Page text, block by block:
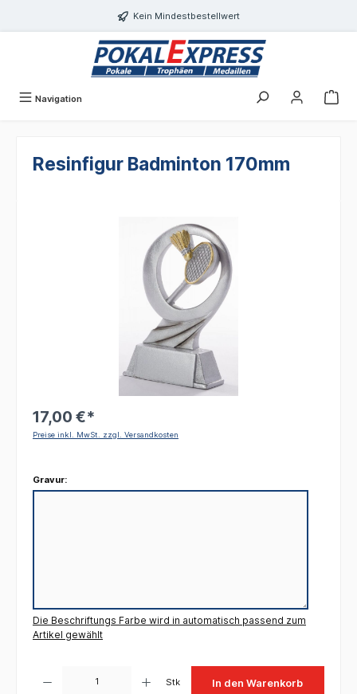
Kein Mindestbestellwert
Navigation
Resinfigur Badminton 170mm
17,00 €*
Preise inkl. MwSt. zzgl. Versandkosten
Gravur:
Die Beschriftungs Farbe wird in automatisch passend zum
Artikel gewählt
Stk In den Warenkorb